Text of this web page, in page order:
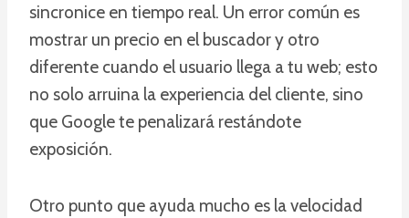
sincronice en tiempo real. Un error común es
mostrar un precio en el buscador y otro
diferente cuando el usuario llega a tu web; esto
no solo arruina la experiencia del cliente, sino
que Google te penalizará restándote
exposición.
Otro punto que ayuda mucho es la velocidad